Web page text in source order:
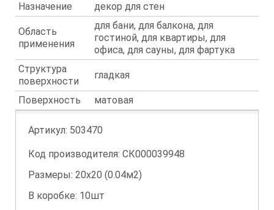
Назначение
декор для стен
Область
применения
для бани, для балкона, для
гостиной, для квартиры, для
офиса, для сауны, для фартука
Структура
поверхности
гладкая
Поверхность матовая
Артикул: 503470
Код производителя: СК000039948
Размеры: 20х20 (0.04м2)
В коробке: 10шт